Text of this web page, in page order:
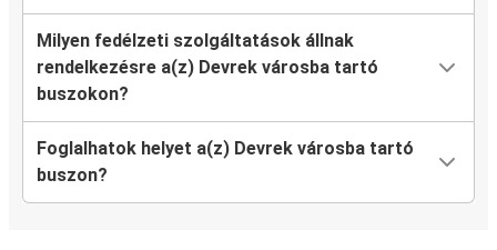
Milyen fedélzeti szolgáltatások állnak
rendelkezésre a(z) Devrek városba tartó
buszokon?
Foglalhatok helyet a(z) Devrek városba tartó
buszon?